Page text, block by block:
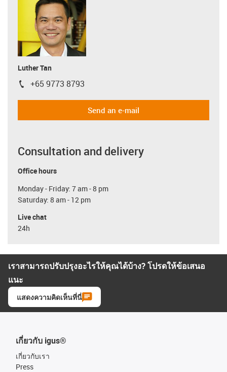
Luther Tan
igus-icon-phone
+65 9773 8793
Send an e-mail
Consultation and delivery
Office hours
Monday - Friday: 7 am - 8 pm
Saturday: 8 am - 12 pm
Live chat
24h
เราสามารถปรับปรุงอะไรให้คุณได้บ้าง? โปรดให้ข้อเสนอ
แนะ
แสดงความคิดเห็นที่นี่
เกี่ยวกับ igus®
เกี่ยวกับเรา
Press